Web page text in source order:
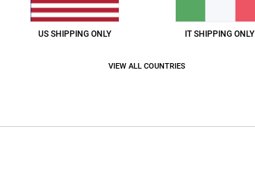
US SHIPPING ONLY IT SHIPPING ONLY
VIEW ALL COUNTRIES